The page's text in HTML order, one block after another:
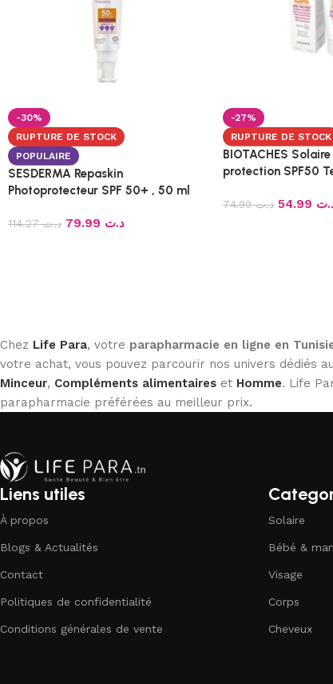
-30%
RUPTURE DE STOCK
POPULAIRE
SESDERMA Repaskin
Photoprotecteur SPF 50+ , 50 ml
د.ت114.27 د.ت
-27%
RUPTURE DE STOCK
BIOTACHES
protection SPF50
د.ت74.99
Chez Life Para, votre parapharmacie en ligne en
votre achat, vous pouvez parcourir nos univers dédiés
Minceur, Compléments alimentaires et Homme. Life
parapharmacie préférées au meilleur prix.
Liens utiles
À propos
Blogs & Actualités
Contact
Politiques de confidentialité
Conditions générales de vente
Solaire
Bébé &
Visage
Corps
Cheveux